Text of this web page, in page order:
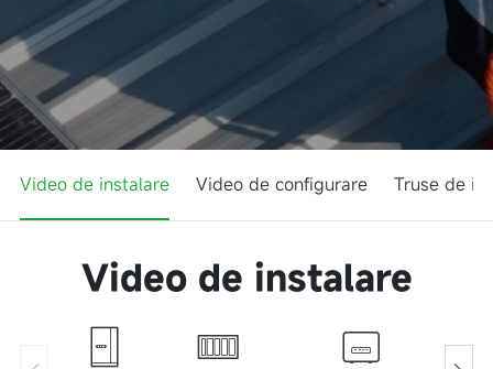
Video de instalare Video de configurare Truse de
Video de instalare